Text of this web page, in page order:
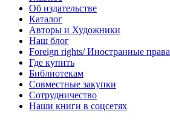
Об издательстве
Каталог
Авторы и Художники
Наш блог
Foreign rights/ Иностранные права
Где купить
Библиотекам
Совместные закупки
Сотрудничество
Наши книги в соцсетях